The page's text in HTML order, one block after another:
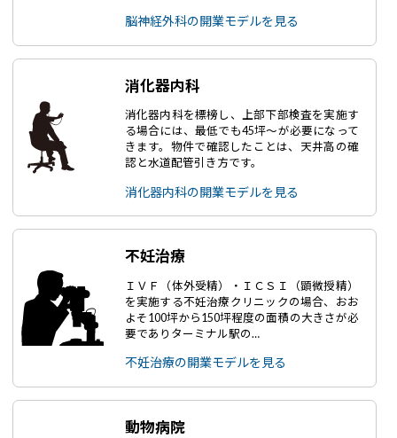
脳神経外科の開業モデルを見る
消化器内科
消化器内科を標榜し、上部下部検査を実施す
る場合には、最低でも45坪～が必要になって
きます。物件で確認したことは、天井高の確
認と水道配管引き方です。
消化器内科の開業モデルを見る
不妊治療
ＩＶＦ（体外受精）・ＩＣＳＩ（顕微授精）
を実施する不妊治療クリニックの場合、おお
よそ100坪から150坪程度の面積の大きさが必
要でありターミナル駅の…
不妊治療の開業モデルを見る
動物病院